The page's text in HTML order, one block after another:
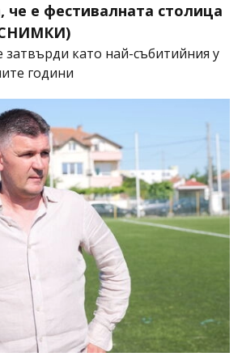
че е фестивалната столица
затвърди като най-събитийния у
години